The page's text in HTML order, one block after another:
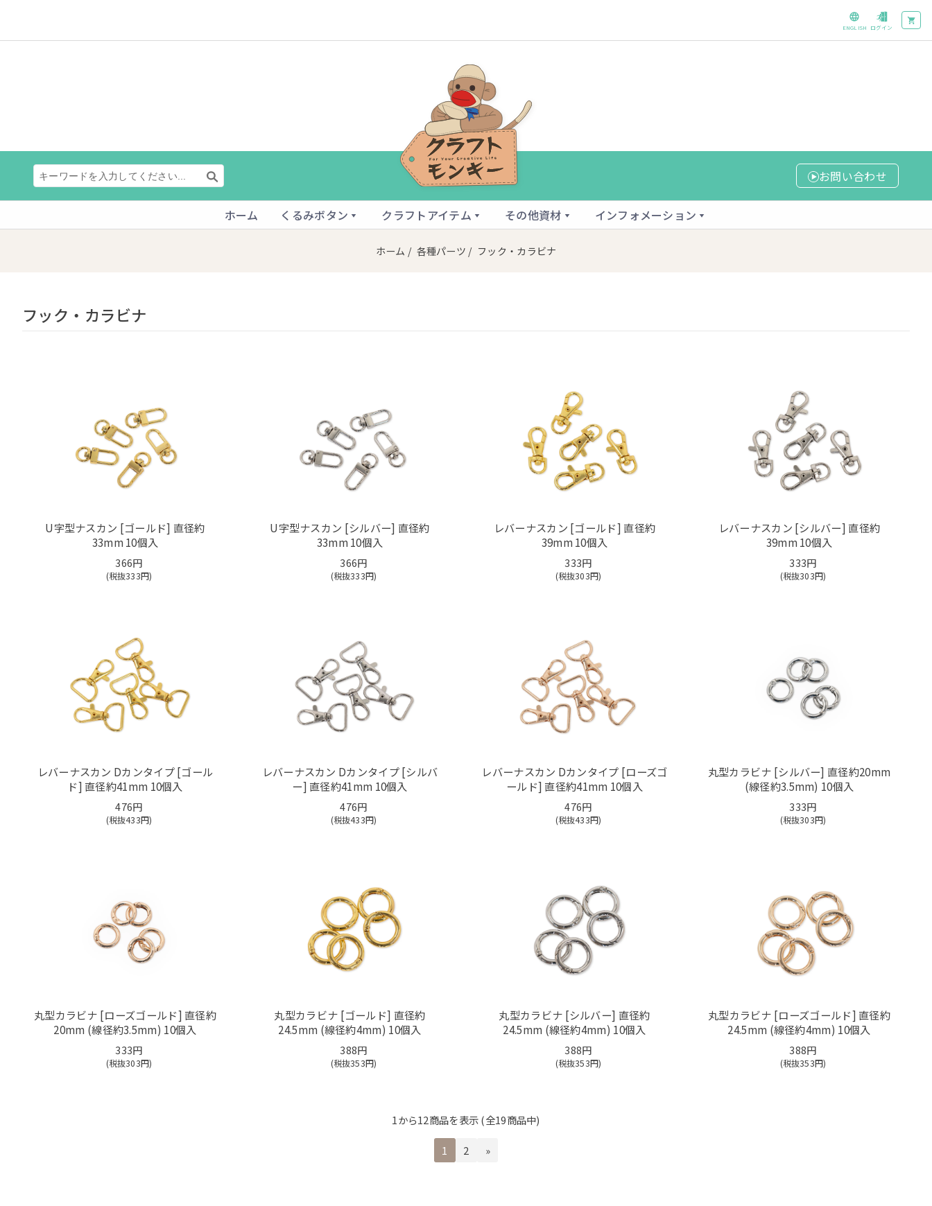
ログイン
ENGLISH
お問い合わせ
ホーム くるみボタン クラフトアイテム その他資材 インフォメーション
ホーム / 各種パーツ / フック・カラビナ
フック・カラビナ
U字型ナスカン [ゴールド] 直径約
33mm 10個入
366円
(税抜333円)
U字型ナスカン [シルバー] 直径約
33mm 10個入
366円
(税抜333円)
レバーナスカン [ゴールド] 直径約
39mm 10個入
333円
(税抜303円)
レバーナスカン [シルバー] 直径約
39mm 10個入
333円
(税抜303円)
レバーナスカン Dカンタイプ [ゴール
ド] 直径約41mm 10個入
476円
(税抜433円)
レバーナスカン Dカンタイプ [シルバ
ー] 直径約41mm 10個入
476円
(税抜433円)
レバーナスカン Dカンタイプ [ローズゴ
ールド] 直径約41mm 10個入
476円
(税抜433円)
丸型カラビナ [シルバー] 直径約20mm
(線径約3.5mm) 10個入
333円
(税抜303円)
丸型カラビナ [ローズゴールド] 直径約
20mm (線径約3.5mm) 10個入
333円
(税抜303円)
丸型カラビナ [ゴールド] 直径約
24.5mm (線径約4mm) 10個入
388円
(税抜353円)
丸型カラビナ [シルバー] 直径約
24.5mm (線径約4mm) 10個入
388円
(税抜353円)
丸型カラビナ [ローズゴールド] 直径約
24.5mm (線径約4mm) 10個入
388円
(税抜353円)
1から12商品を表示 (全19商品中)
1 2 »